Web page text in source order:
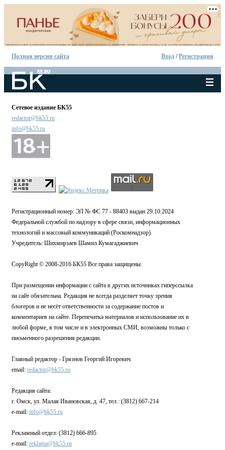
Полная версия сайта Вход /Регистрация
Сетевое издание БК55
redactor@bk55.ru
info@bk55.ru
Регистрационный номер: ЭЛ № ФС 77 - 88403 выдан 29.10.2024
Федеральной службой по надзору в сфере связи, информационных
технологий и массовый коммуникаций (Роскомнадзор)
Учредитель: Шихмирзаев Шамил Кумагаджиевич
CopyRight © 2008-2016 БК55 Все права защищены.
При размещении информации с сайта в других источниках гиперссылка
на сайт обязательна. Редакция не всегда разделяет точку зрения
блогеров и не несёт ответственности за содержание постов и
комментариев на сайте. Перепечатка материалов и использование их в
любой форме, в том числе и в электронных СМИ, возможны только с
письменного разрешения редакции.
Главный редактор - Грязнов Георгий Игоревич.
email: redactor@bk55.ru
Редакция сайта:
г. Омск, ул. Малая Ивановская, д. 47, тел.: (3812) 667-214
e-mail: info@bk55.ru
Рекламный отдел: (3812) 666-895
e-mail: reklama@bk55.ru